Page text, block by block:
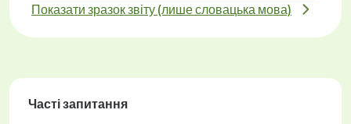
Показати зразок звіту (лише словацька мова)
Часті запитання